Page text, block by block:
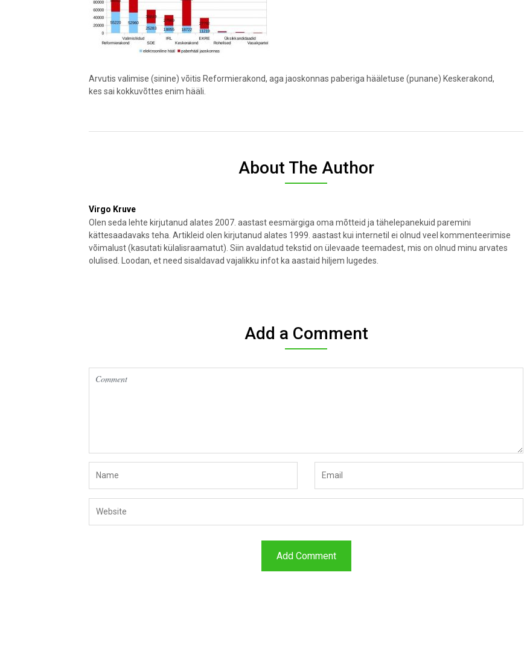
Arvutis valimise (sinine) võitis Reformierakond, aga jaoskonnas paberiga hääletuse (punane) Keskerakond,
kes sai kokkuvõttes enim hääli.
About The Author
Virgo Kruve
Olen seda lehte kirjutanud alates 2007. aastast eesmärgiga oma mõtteid ja tähelepanekuid paremini
kättesaadavaks teha. Artikleid olen kirjutanud alates 1999. aastast kui internetil ei olnud veel kommenteerimise
võimalust (kasutati külalisraamatut). Siin avaldatud tekstid on ülevaade teemadest, mis on olnud minu arvates
olulised. Loodan, et need sisaldavad vajalikku infot ka aastaid hiljem lugedes.
Add a Comment